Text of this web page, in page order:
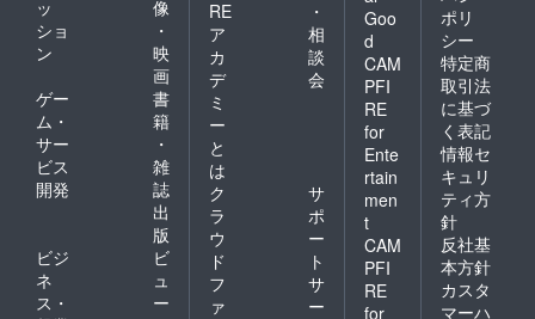
ッ
ショ
ン
像
・
映
画
ゲー
ム・
サー
ビス
開発
書
籍
・
雑
誌
出
版
ビジ
ネ
ス・
ビ
ュ
ー
RE
ア
カ
デ
ミ
ー
と
は
・
相
談
会
ク
ラ
ウ
ド
フ
ァ
サ
ポ
ー
ト
サ
ー
Goo
d
CAM
PFI
RE
for
Ente
rtain
men
t
CAM
PFI
RE
for
ポリ
シー
特定商
取引法
に基づ
く表記
情報セ
キュリ
ティ方
針
反社基
本方針
カスタ
マーハ